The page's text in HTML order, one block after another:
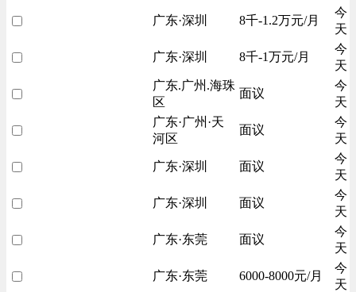
广东·深圳 8千-1.2万元/月
今
天
广东·深圳 8千-1万元/月
今
天
广东.广州.海珠
区
面议
今
天
广东·广州·天
河区
面议
今
天
广东·深圳 面议
今
天
广东·深圳 面议
今
天
广东·东莞 面议
今
天
广东·东莞 6000-8000元/月
今
天